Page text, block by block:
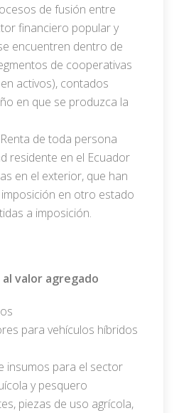
de fusión entre
financiero popular y
encuentren dentro de
de cooperativas
activos), contados
en que se produzca la
de toda persona
residente en el Ecuador
en el exterior, que han
en otro estado
a imposición.
valor agregado
para vehículos híbridos
insumos para el sector
y pesquero
piezas de uso agrícola,